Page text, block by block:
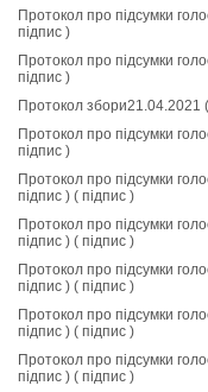
Протокол про підсумки
підпис )
Протокол про підсумки
підпис )
Протокол
Протокол про підсумки
підпис )
Протокол про підсумки
підпис ) ( підпис )
Протокол про підсумки
підпис ) ( підпис )
Протокол про підсумки
підпис ) ( підпис )
Протокол про підсумки
підпис ) ( підпис )
Протокол про підсумки
підпис ) ( підпис )